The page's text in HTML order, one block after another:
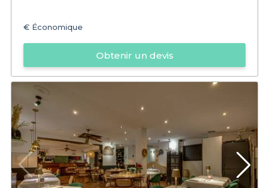
€ Économique
Obtenir un devis